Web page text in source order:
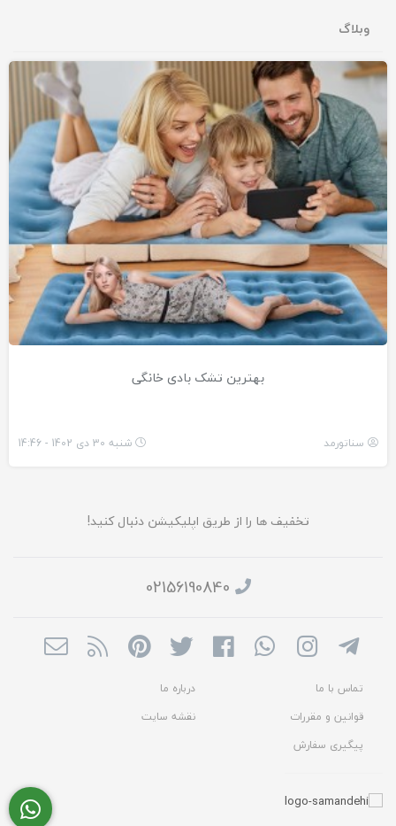
وبلاگ
بهترین تشک بادی خانگی
سناتورمد شنبه 30 دی 1402 - 14:46
تخفیف ها را از طریق اپلیکیشن دنبال کنید!
02156190840
تماس با ما
درباره ما
قوانین و مقررات
نقشه سایت
پیگیری سفارش